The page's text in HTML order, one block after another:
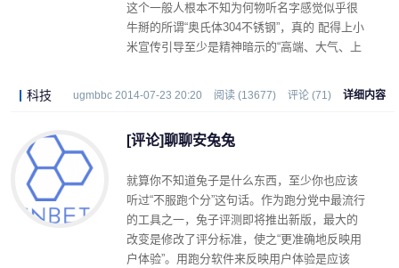
这个一般人根本不知为何物听名字感觉似乎很
牛掰的所谓“奥氏体304不锈钢”，真的 配得上小
米宣传引导至少是精神暗示的“高端、大气、上
科技 ugmbbc 2014-07-23 20:20 阅读 (13677) 评论 (71) 详细内容
[评论]聊聊安兔兔
就算你不知道兔子是什么东西，至少你也应该
听过“不服跑个分”这句话。作为跑分党中最流行
的工具之一，兔子评测即将推出新版，最大的
改变是修改了评分标准，使之“更准确地反映用
户体验”。用跑分软件来反映用户体验是应该